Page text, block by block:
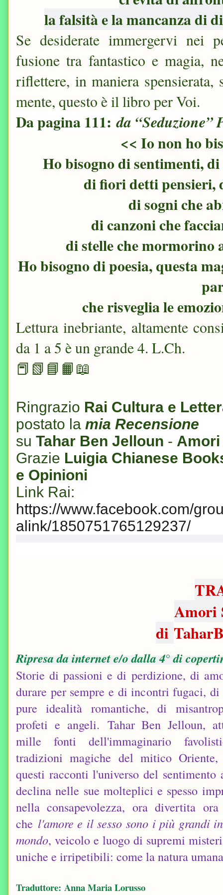
la falsità e la mancanza di
Se desiderate immergervi nei
fusione tra fantastico e magia,
riflettere, in maniera
mente, questo è il libro per Voi.
Da pagina 111:da “Seduzione”
<< Io non ho
Ho bisogno di sentimenti,
di fiori detti pensieri,
di sogni che
di canzoni che
di stelle che
Ho bisogno di poesia, questa
che risveglia le
Lettura inebriante, altamente
da 1 a 5 è un grande 4. L.Ch.
📕📗📘📙📖
Ringrazio Rai Cultura e
postato la mia Recensione
su Tahar Ben Jelloun -
Grazie Luigia Chianese
e Opinioni
Link Rai:
https://www.facebook.com/
alink/1850751765129237/
Amori
di
Ripresa da internet e/o dalla 4° di
Storie di passioni e di perdizione, di
durare per sempre e di incontri fugaci,
pure idealità romantiche, di
profeti e angeli. Tahar Ben Jelloun,
mille fonti dell'immaginario
tradizioni magiche del mitico
questi racconti l'universo del sentimento
declina nelle sue molteplici e spesso
nella consapevolezza, ora divertita
che l'amore e il sesso sono i più grandi
mondo, veicolo e luogo di supremi
uniche e irripetibili: come la natura
Traduttore: Anna Maria Lorusso